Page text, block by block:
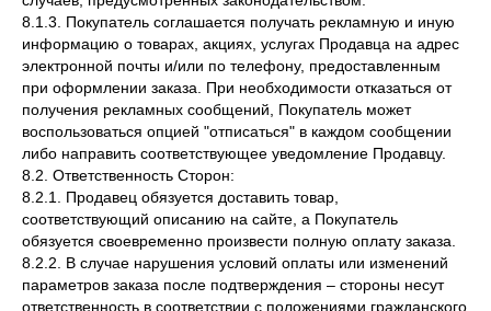
8.1.3. Покупатель соглашается получать рекламную и иную
информацию о товарах, акциях, услугах Продавца на адрес
электронной почты и/или по телефону, предоставленным
при оформлении заказа. При необходимости отказаться от
получения рекламных сообщений, Покупатель может
воспользоваться опцией "отписаться" в каждом сообщении
либо направить соответствующее уведомление Продавцу.
8.2. Ответственность Сторон:
8.2.1. Продавец обязуется доставить товар,
соответствующий описанию на сайте, а Покупатель
обязуется своевременно произвести полную оплату заказа.
8.2.2. В случае нарушения условий оплаты или изменений
параметров заказа после подтверждения – стороны несут
ответственность в соответствии с положениями гражданского